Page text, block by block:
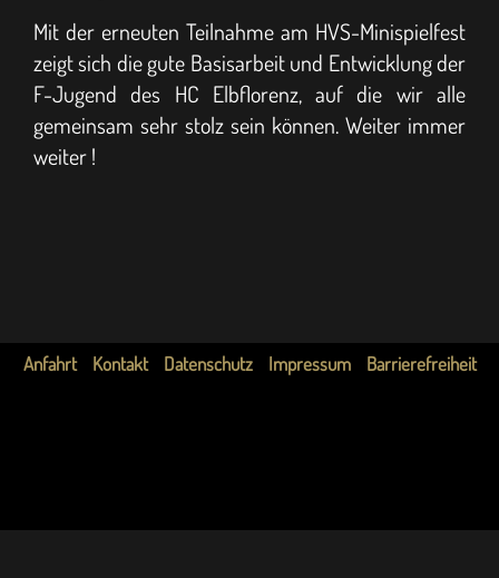
Mit der erneuten Teilnahme am HVS-Minispielfest
zeigt sich die gute Basisarbeit und Entwicklung der
F-Jugend des HC Elbflorenz, auf die wir alle
gemeinsam sehr stolz sein können. Weiter immer
weiter !
Anfahrt Kontakt Datenschutz Impressum Barrierefreiheit